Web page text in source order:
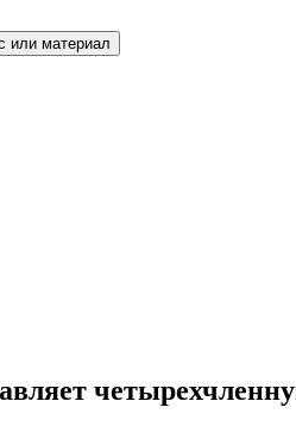
или материал